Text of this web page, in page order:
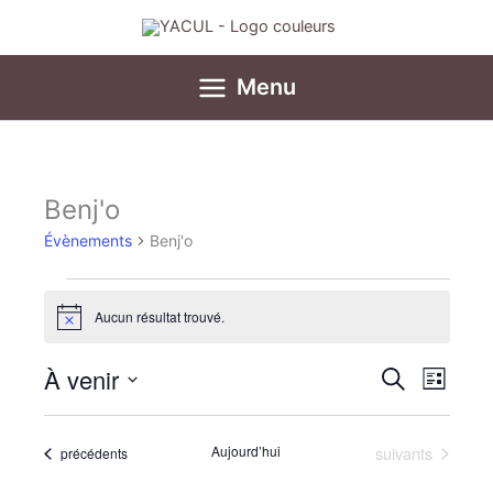
Menu
Benj'o
Évènements Benj'o
Évènements
Notice Aucun résultat trouvé.
Recherche
de
Recherche
Liste
À venir
date.Évènements
précédents Aujourd’hui Évènements
suivants